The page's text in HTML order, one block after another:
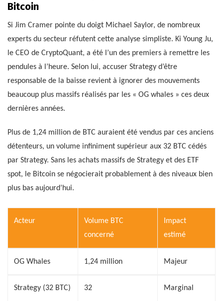
Bitcoin
Si Jim Cramer pointe du doigt Michael Saylor, de nombreux
experts du secteur réfutent cette analyse simpliste. Ki Young Ju,
le CEO de CryptoQuant, a été l’un des premiers à remettre les
pendules à l’heure. Selon lui, accuser Strategy d’être
responsable de la baisse revient à ignorer des mouvements
beaucoup plus massifs réalisés par les « OG whales » ces deux
dernières années.
Plus de 1,24 million de BTC auraient été vendus par ces anciens
détenteurs, un volume infiniment supérieur aux 32 BTC cédés
par Strategy. Sans les achats massifs de Strategy et des ETF
spot, le Bitcoin se négocierait probablement à des niveaux bien
plus bas aujourd’hui.
Acteur
Volume BTC
concerné
Impact
estimé
OG Whales 1,24 million Majeur
Strategy (32 BTC) 32 Marginal